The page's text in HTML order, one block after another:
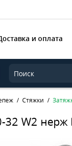
и оплата
Стяжки
32 W2 нерж